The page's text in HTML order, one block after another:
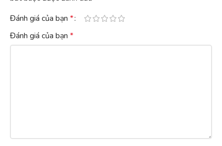
Đánh giá của bạn *
Đánh giá của bạn *